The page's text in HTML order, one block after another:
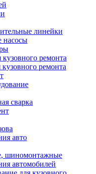
линейки
насосы
ремонта
ремонта
сварка
авто
шиномонтажные
автомобилей